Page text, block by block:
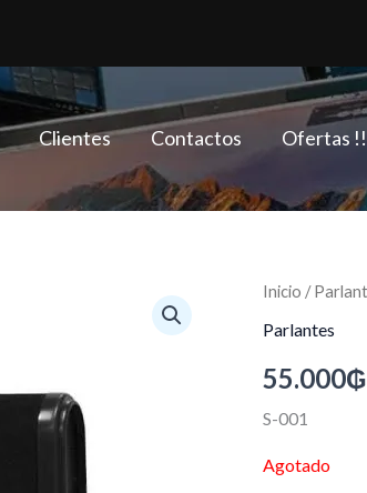
Clientes Contactos Ofertas !!
Inicio /
Parlantes
55.000₲
S-001
Agotado